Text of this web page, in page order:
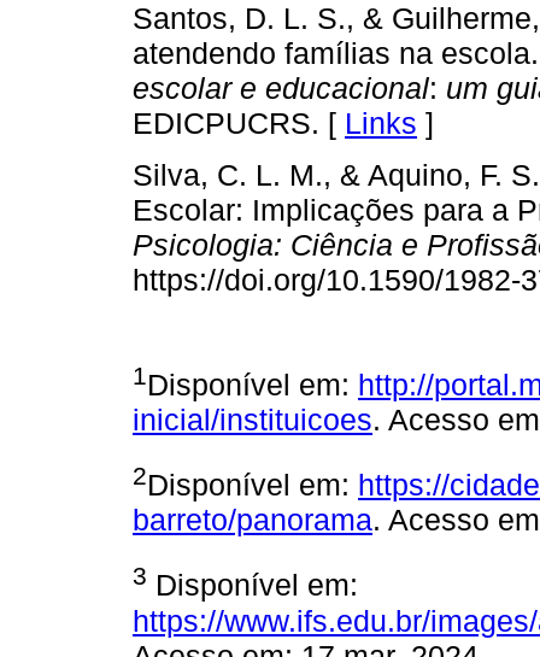
Santos, D. L. S., &
atendendo famílias na
escolar e educacional: um
EDICPUCRS. [ Links ]
Silva, C. L. M., & Aquino, F.
Escolar: Implicações para a
Psicologia: Ciência e
https://doi.org/10.1590/1982-
1Disponível em: http://
inicial/instituicoes. Acesso
2Disponível em: https://
barreto/panorama. Acesso
3 Disponível em:
https://www.ifs.edu.br/